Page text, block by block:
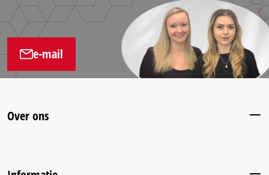
e-mail
Over ons